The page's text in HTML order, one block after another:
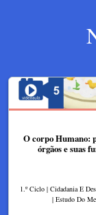
O corpo Humano:
órgãos e suas
1.º Ciclo | Cidadania E
| Estudo Do